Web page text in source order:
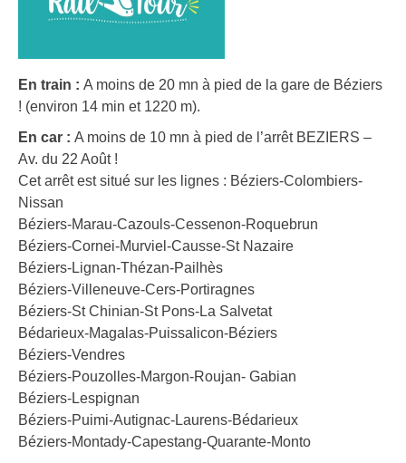
En train : A moins de 20 mn à pied de la gare de Béziers
! (environ 14 min et 1220 m).
En car : A moins de 10 mn à pied de l’arrêt BEZIERS –
Av. du 22 Août !
Cet arrêt est situé sur les lignes : Béziers-Colombiers-
Nissan
Béziers-Marau-Cazouls-Cessenon-Roquebrun
Béziers-Cornei-Murviel-Causse-St Nazaire
Béziers-Lignan-Thézan-Pailhès
Béziers-Villeneuve-Cers-Portiragnes
Béziers-St Chinian-St Pons-La Salvetat
Bédarieux-Magalas-Puissalicon-Béziers
Béziers-Vendres
Béziers-Pouzolles-Margon-Roujan- Gabian
Béziers-Lespignan
Béziers-Puimi-Autignac-Laurens-Bédarieux
Béziers-Montady-Capestang-Quarante-Monto